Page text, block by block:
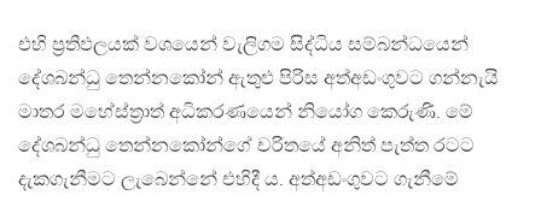
එහි ප්‍රතිඵලයක් වශයෙන් වැලිගම සිද්ධිය සම්බන්ධයෙන්
දේශබන්ධු තෙන්නකෝන් ඇතුළු පිරිස අත්අඩංගුවට ගන්නැයි
මාතර මහේස්ත්‍රාත් අධිකරණයෙන් නියෝග කෙරුණි. මේ
දේශබන්ධු තෙන්නකෝන්ගේ චරිතයේ අනිත් පැත්ත රටට
දැකගැනීමට ලැබෙන්නේ එහිදී ය. අත්අඩංගුවට ගැනීමේ